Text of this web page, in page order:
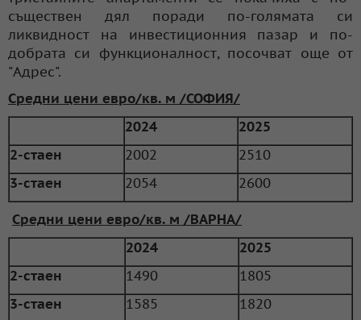
съществен дял поради по-голямата си
ликвидност на инвестиционния пазар и по-
добрата си функционалност, посочват още от
"Адрес".
Средни цени евро/кв. м /СОФИЯ/
2024
2025
2-стаен
2002
2510
3-стаен
2054 2600
Средни цени евро/кв. м /ВАРНА/
2024
2025
2-стаен
1490
1805
3-стаен
1585 1820